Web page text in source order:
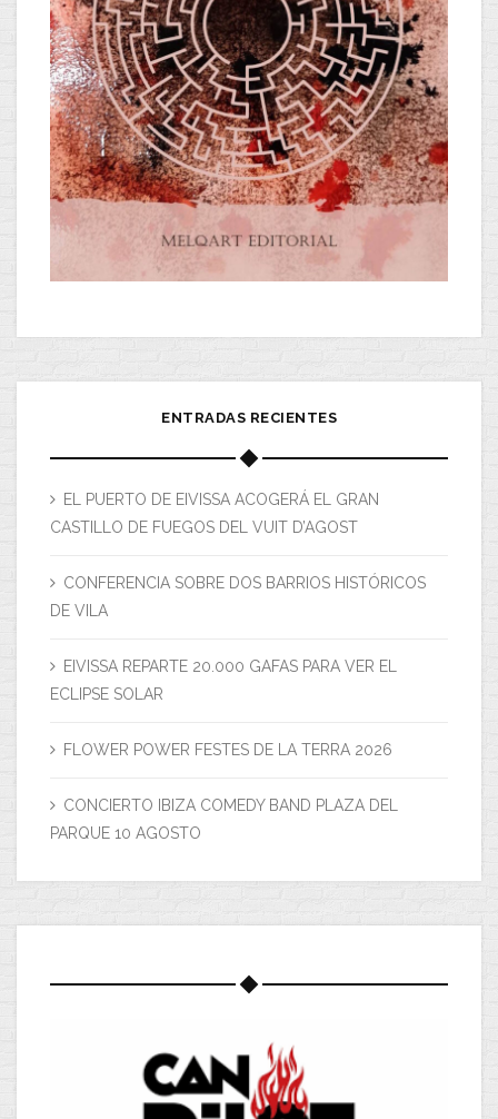
ENTRADAS RECIENTES
EL PUERTO DE EIVISSA ACOGERÁ EL GRAN
CASTILLO DE FUEGOS DEL VUIT D’AGOST
CONFERENCIA SOBRE DOS BARRIOS HISTÓRICOS
DE VILA
EIVISSA REPARTE 20.000 GAFAS PARA VER EL
ECLIPSE SOLAR
FLOWER POWER FESTES DE LA TERRA 2026
CONCIERTO IBIZA COMEDY BAND PLAZA DEL
PARQUE 10 AGOSTO